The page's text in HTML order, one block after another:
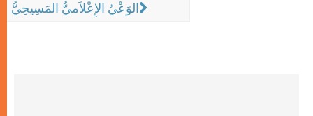
الوَعْيُ الإِعْلاَميُّ المَسِيحِيُّ